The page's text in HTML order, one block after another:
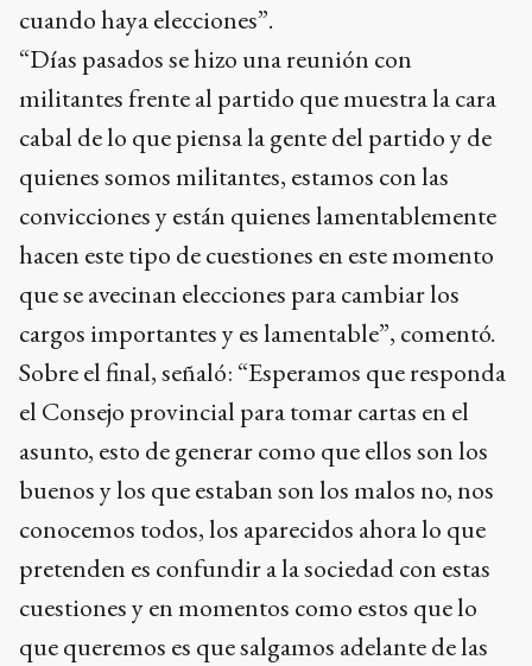
cuando haya elecciones”.
“Días pasados se hizo una reunión con
militantes frente al partido que muestra la cara
cabal de lo que piensa la gente del partido y de
quienes somos militantes, estamos con las
convicciones y están quienes lamentablemente
hacen este tipo de cuestiones en este momento
que se avecinan elecciones para cambiar los
cargos importantes y es lamentable”, comentó.
Sobre el final, señaló: “Esperamos que responda
el Consejo provincial para tomar cartas en el
asunto, esto de generar como que ellos son los
buenos y los que estaban son los malos no, nos
conocemos todos, los aparecidos ahora lo que
pretenden es confundir a la sociedad con estas
cuestiones y en momentos como estos que lo
que queremos es que salgamos adelante de las